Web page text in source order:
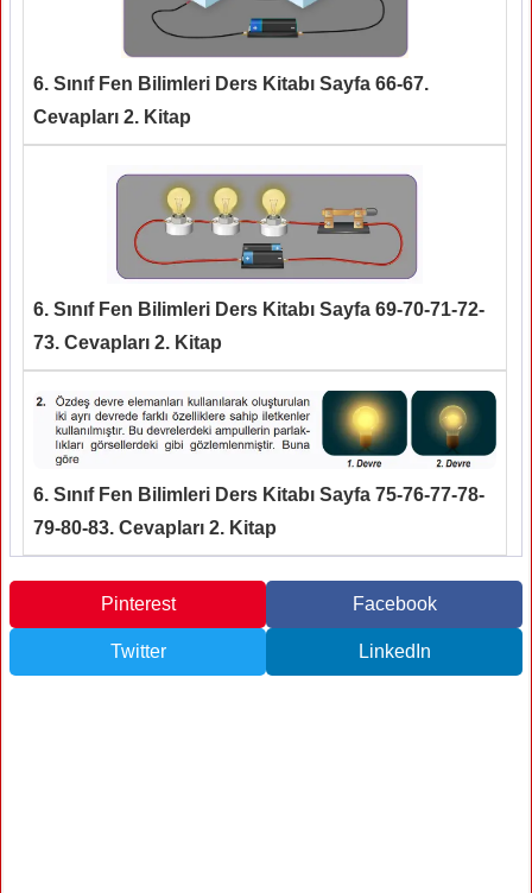
6. Sınıf Fen Bilimleri Ders Kitabı Sayfa 66-67.
Cevapları 2. Kitap
6. Sınıf Fen Bilimleri Ders Kitabı Sayfa 69-70-71-72-
73. Cevapları 2. Kitap
6. Sınıf Fen Bilimleri Ders Kitabı Sayfa 75-76-77-78-
79-80-83. Cevapları 2. Kitap
Pinterest Facebook
Twitter LinkedIn